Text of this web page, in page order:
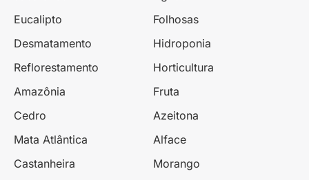
Eucalipto
Desmatamento
Reflorestamento
Amazônia
Cedro
Mata Atlântica
Castanheira
Folhosas
Hidroponia
Horticultura
Fruta
Azeitona
Alface
Morango